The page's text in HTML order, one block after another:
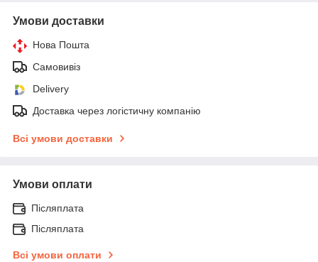
Умови доставки
Нова Пошта
Самовивіз
Delivery
Доставка через логістичну компанію
Всі умови доставки
Умови оплати
Післяплата
Післяплата
Всі умови оплати